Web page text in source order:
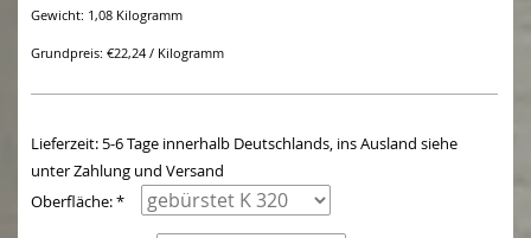
Gewicht: 1,08 Kilogramm
Grundpreis: €22,24 / Kilogramm
Lieferzeit: 5-6 Tage innerhalb Deutschlands, ins Ausland siehe
unter Zahlung und Versand
Oberfläche: *